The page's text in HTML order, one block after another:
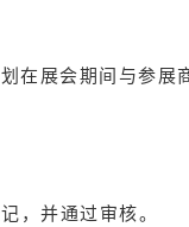
在展会期间与参展
，并通过审核。